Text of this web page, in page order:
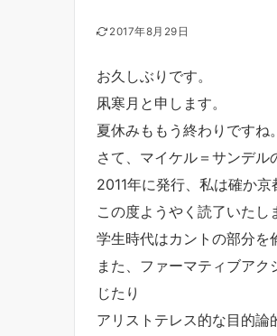
2017年8月29日
お久しぶりです。
凩寒月と申します。
夏休みももう終わりですね。
さて、マイケル＝サンデル
2011年に発行、私は確か
この度ようやく読了いたし
学生時代はカントの部分を
また、ファーマティブア
じたり
アリストテレス的な目的論